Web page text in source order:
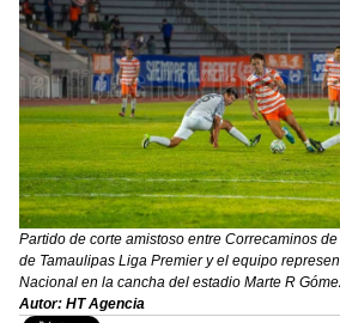
Partido de corte amistoso entre Correcaminos
de Tamaulipas Liga Premier y el equipo
Nacional en la cancha del estadio Marte R
Autor: HT Agencia